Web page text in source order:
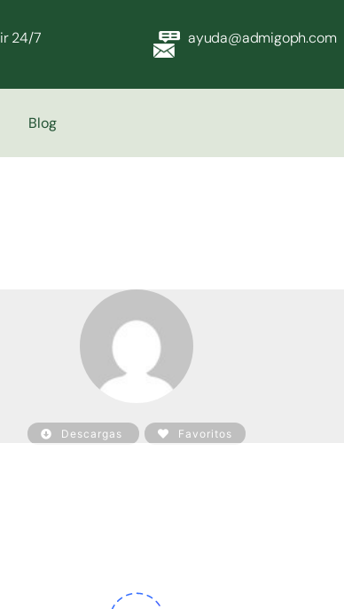
24/7 ayuda@admigoph.com
Blog
Descargas Favoritos